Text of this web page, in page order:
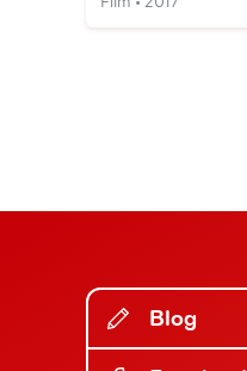
Blog